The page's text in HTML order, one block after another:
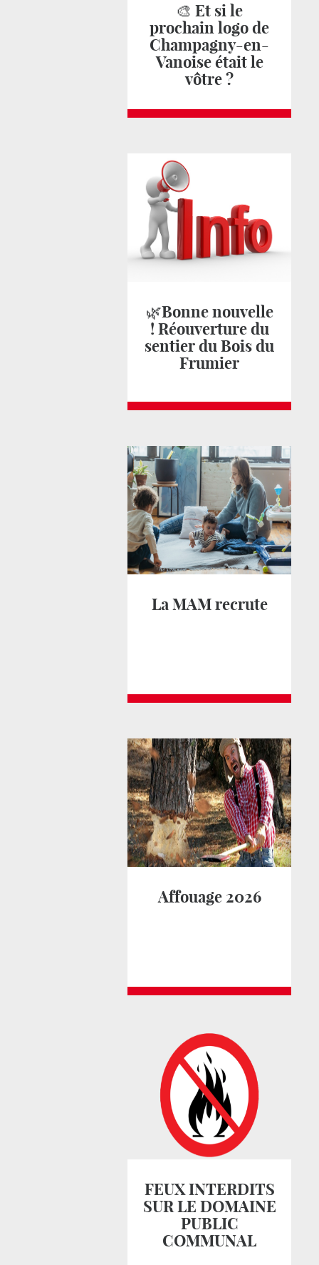
🎨 Et si le
prochain logo de
Champagny-en-
Vanoise était le
vôtre ?
🌿Bonne nouvelle
! Réouverture du
sentier du Bois du
Frumier
La MAM recrute
Affouage 2026
FEUX INTERDITS
SUR LE DOMAINE
PUBLIC
COMMUNAL